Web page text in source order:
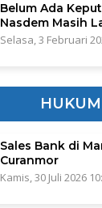
Belum Ada
Nasdem Masih
Selasa, 3 Februari
HUKUM
Sales Bank di
Curanmor
Kamis, 30 Juli 2026